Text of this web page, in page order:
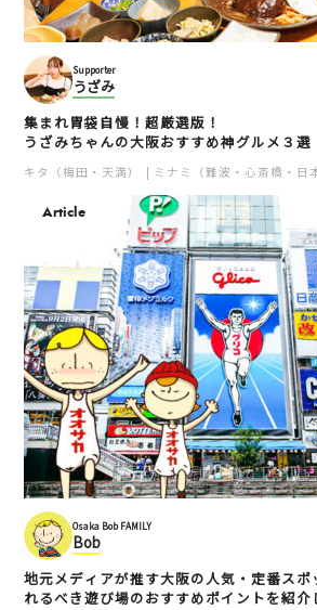
Supporter
うざみ
集まれ胃袋自慢！超厳選版！
うざみちゃんの大阪おすすめ神グルメ３選
キタ（梅田・天満） ミナミ（難波・心斎橋・日
Article
Osaka Bob FAMILY
Bob
地元メディアが推す大阪の人気・定番ス
れるべき遊び場のおすすめポイントを紹介